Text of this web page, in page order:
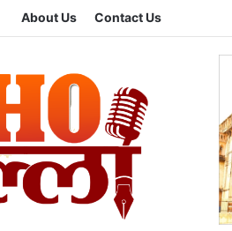
About Us Contact Us